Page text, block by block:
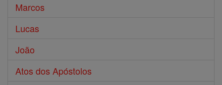
Marcos
Lucas
João
Atos dos Apóstolos